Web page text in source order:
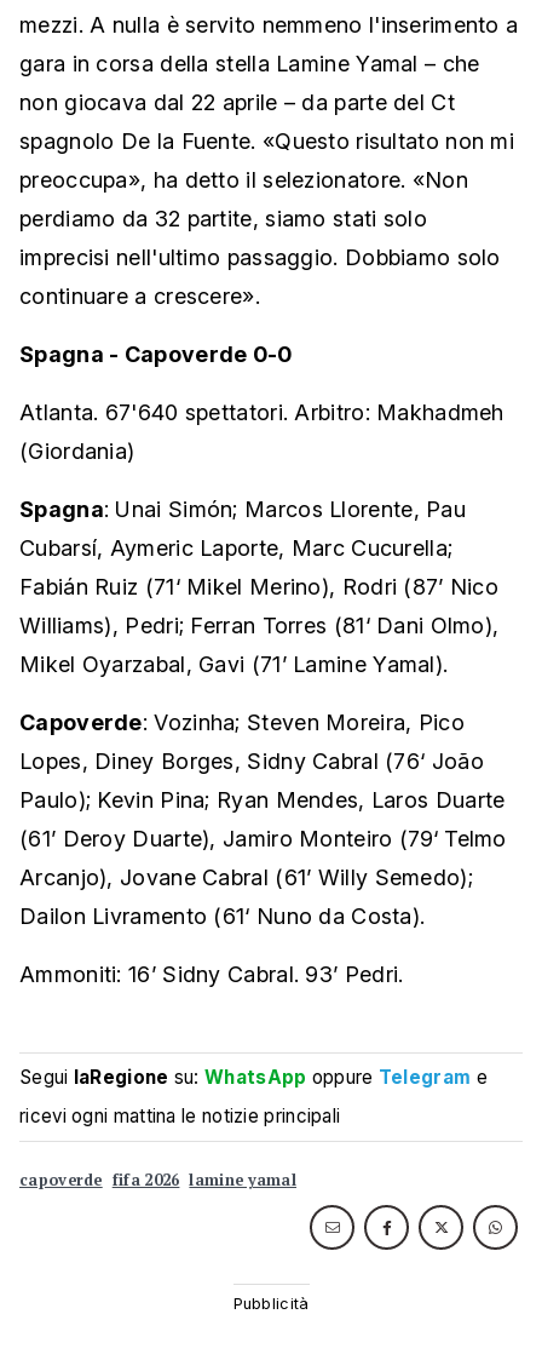
mezzi. A nulla è servito nemmeno l'inserimento a
gara in corsa della stella Lamine Yamal – che
non giocava dal 22 aprile – da parte del Ct
spagnolo De la Fuente. «Questo risultato non mi
preoccupa», ha detto il selezionatore. «Non
perdiamo da 32 partite, siamo stati solo
imprecisi nell'ultimo passaggio. Dobbiamo solo
continuare a crescere».
Spagna - Capoverde 0-0
Atlanta. 67'640 spettatori. Arbitro: Makhadmeh
(Giordania)
Spagna: Unai Simón; Marcos Llorente, Pau
Cubarsí, Aymeric Laporte, Marc Cucurella;
Fabián Ruiz (71‘ Mikel Merino), Rodri (87’ Nico
Williams), Pedri; Ferran Torres (81‘ Dani Olmo),
Mikel Oyarzabal, Gavi (71’ Lamine Yamal).
Capoverde: Vozinha; Steven Moreira, Pico
Lopes, Diney Borges, Sidny Cabral (76‘ João
Paulo); Kevin Pina; Ryan Mendes, Laros Duarte
(61’ Deroy Duarte), Jamiro Monteiro (79‘ Telmo
Arcanjo), Jovane Cabral (61’ Willy Semedo);
Dailon Livramento (61‘ Nuno da Costa).
Ammoniti: 16’ Sidny Cabral. 93’ Pedri.
Segui laRegione su:WhatsApp oppure Telegram e
ricevi ogni mattina le notizie principali
capoverde fifa 2026 lamine yamal